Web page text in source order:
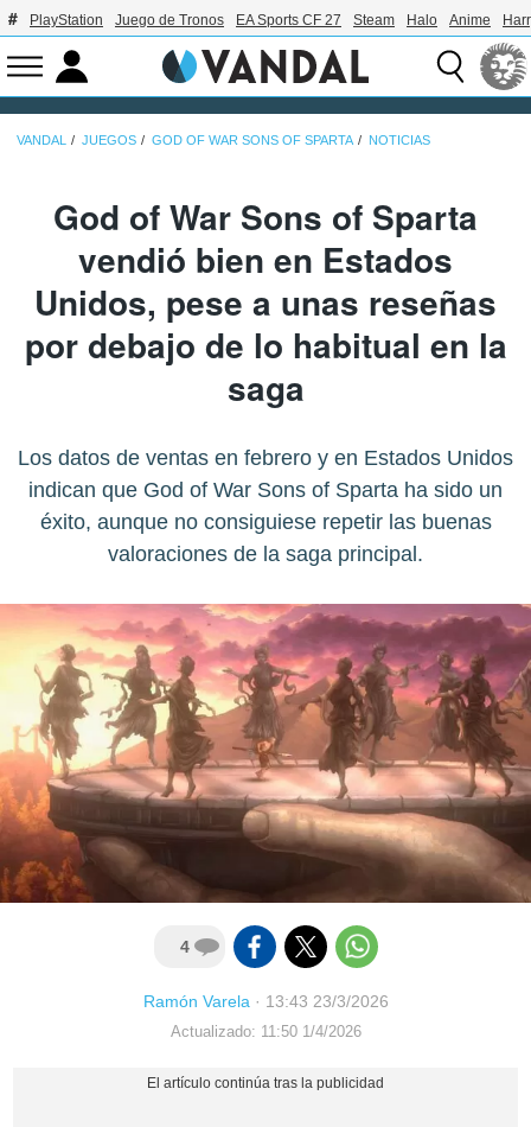
PlayStation Juego de Tronos EA Sports CF 27 Steam Halo Anime
VANDAL JUEGOS GOD OF WAR SONS OF SPARTA NOTICIAS
God of War Sons of Sparta
vendió bien en Estados
Unidos, pese a unas reseñas
por debajo de lo habitual en la
saga
Los datos de ventas en febrero y en Estados Unidos
indican que God of War Sons of Sparta ha sido un
éxito, aunque no consiguiese repetir las buenas
valoraciones de la saga principal.
4
Ramón Varela· 13:43 23/3/2026
Actualizado: 11:50 1/4/2026